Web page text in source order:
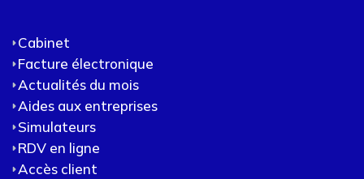
Cabinet
Facture électronique
Actualités du mois
Aides aux entreprises
Simulateurs
RDV en ligne
Accès client